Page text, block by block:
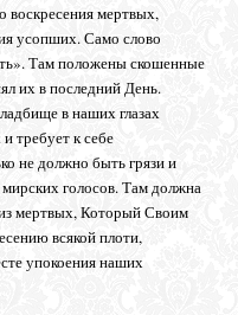
воскресения мертвых,
усопших. Само слово
Там положены скошенные
их в последний День.
в наших глазах
требует к себе
не должно быть грязи и
голосов. Там должна
мертвых, Который Своим
всякой плоти,
упокоения наших